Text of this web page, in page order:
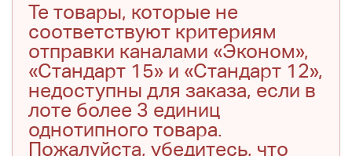
Те товары, которые не
соответствуют критериям
отправки каналами «Эконом»,
«Стандарт 15» и «Стандарт 12»,
недоступны для заказа, если в
лоте более 3 единиц
однотипного товара.
Пожалуйста, убедитесь, что